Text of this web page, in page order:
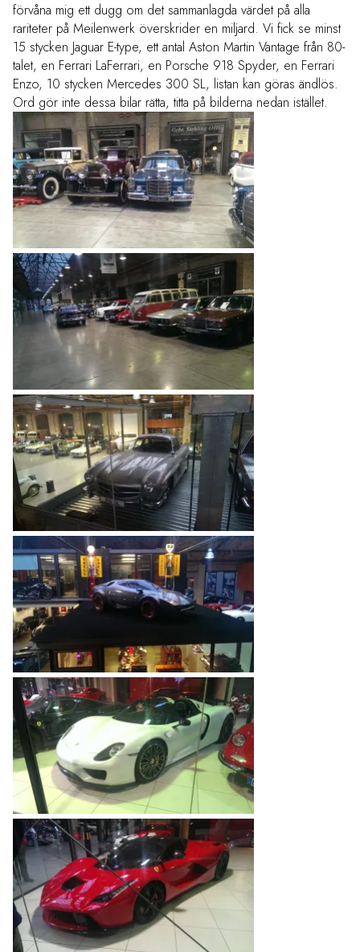
förvåna mig ett dugg om det sammanlagda värdet på alla
rariteter på Meilenwerk överskrider en miljard. Vi fick se minst
15 stycken Jaguar E-type, ett antal Aston Martin Vantage från 80-
talet, en Ferrari LaFerrari, en Porsche 918 Spyder, en Ferrari
Enzo, 10 stycken Mercedes 300 SL, listan kan göras ändlös.
Ord gör inte dessa bilar rätta, titta på bilderna nedan istället.